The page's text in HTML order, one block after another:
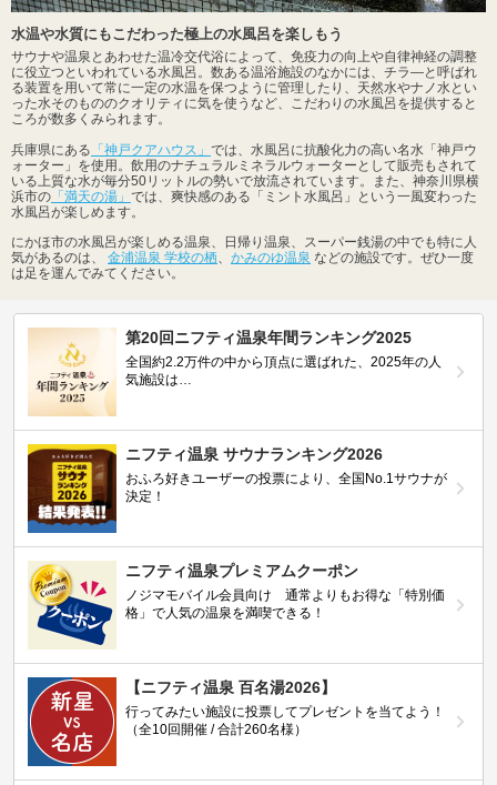
水温や水質にもこだわった極上の水風呂を楽しもう
サウナや温泉とあわせた温冷交代浴によって、免疫力の向上や自律神経の調整
に役立つといわれている水風呂。数ある温浴施設のなかには、チラ―と呼ばれ
る装置を用いて常に一定の水温を保つように管理したり、天然水やナノ水とい
った水そのもののクオリティに気を使うなど、こだわりの水風呂を提供すると
ころが数多くみられます。
兵庫県にある 「神戸クアハウス」 では、水風呂に抗酸化力の高い名水「神戸ウ
ォーター」を使用。飲用のナチュラルミネラルウォーターとして販売もされて
いる上質な水が毎分50リットルの勢いで放流されています。また、神奈川県横
浜市の 「満天の湯」 では、爽快感のある「ミント水風呂」という一風変わった
水風呂が楽しめます。
にかほ市の水風呂が楽しめる温泉、日帰り温泉、スーパー銭湯の中でも特に人
気があるのは、 金浦温泉 学校の栖 かみのゆ温泉 などの施設です。ぜひ一度
は足を運んでみてください。
第20回ニフティ温泉年間ランキング2025
全国約2.2万件の中から頂点に選ばれた、2025年の人
気施設は…
ニフティ温泉 サウナランキング2026
おふろ好きユーザーの投票により、全国No.1サウナが
決定！
ニフティ温泉プレミアムクーポン
ノジマモバイル会員向け 通常よりもお得な「特別価
格」で人気の温泉を満喫できる！
【ニフティ温泉 百名湯2026】
行ってみたい施設に投票してプレゼントを当てよう！
（全10回開催 / 合計260名様）